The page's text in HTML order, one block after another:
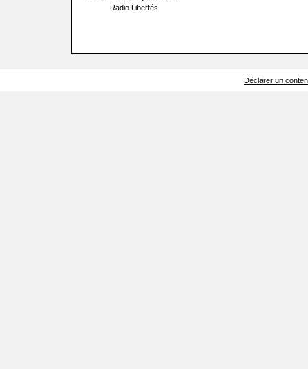
Radio Libertés
Déclarer un